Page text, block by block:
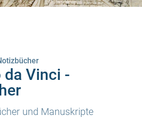
da Vinci -
und Manuskripte